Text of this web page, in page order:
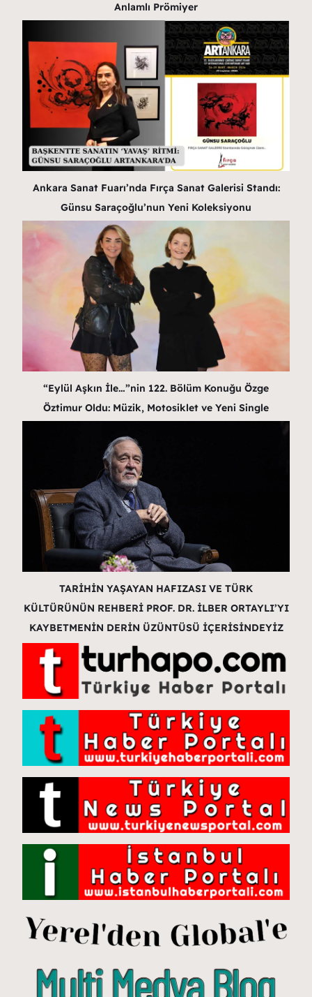
Anlamlı Prömiyer
Ankara Sanat Fuarı’nda Fırça Sanat Galerisi Standı:
Günsu Saraçoğlu’nun Yeni Koleksiyonu
“Eylül Aşkın İle…”nin 122. Bölüm Konuğu Özge
Öztimur Oldu: Müzik, Motosiklet ve Yeni Single
TARİHİN YAŞAYAN HAFIZASI VE TÜRK
KÜLTÜRÜNÜN REHBERİ PROF. DR. İLBER ORTAYLI’YI
KAYBETMENİN DERİN ÜZÜNTÜSÜ İÇERİSİNDEYİZ